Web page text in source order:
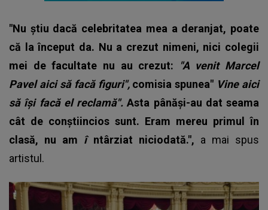
"Nu știu dacă celebritatea mea a deranjat, poate
că la început da. Nu a crezut nimeni, nici colegii
mei de facultate nu au crezut:
"A venit Marcel
Pavel aici să facă figuri", comisia spunea" Vine aici
să își facă el reclamă".Asta pânăși-au dat seama
cât de conștiincios sunt. Eram mereu primul în
clasă, nu am î ntârziat niciodată.", a mai spus
artistul.